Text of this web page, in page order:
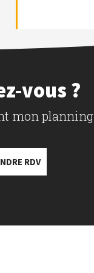
vous ?
mon planning
RDV